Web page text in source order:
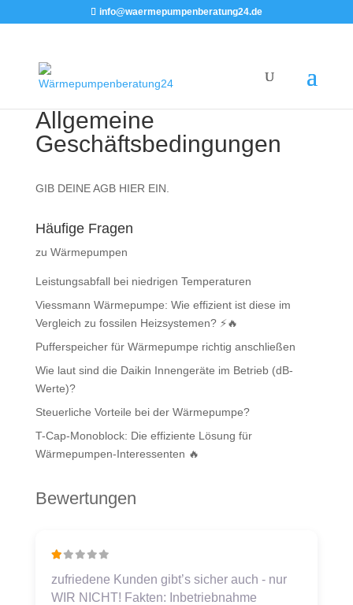
info@waermepumpenberatung24.de
Allgemeine
Geschäftsbedingungen
GIB DEINE AGB HIER EIN.
Häufige Fragen
zu Wärmepumpen
Leistungsabfall bei niedrigen Temperaturen
Viessmann Wärmepumpe: Wie effizient ist diese im
Vergleich zu fossilen Heizsystemen? ⚡🔥
Pufferspeicher für Wärmepumpe richtig anschließen
Wie laut sind die Daikin Innengeräte im Betrieb (dB-
Werte)?
Steuerliche Vorteile bei der Wärmepumpe?
T-Cap-Monoblock: Die effiziente Lösung für
Wärmepumpen-Interessenten 🔥
Bewertungen
zufriedene Kunden gibt’s sicher auch - nur
WIR NICHT! Fakten: Inbetriebnahme